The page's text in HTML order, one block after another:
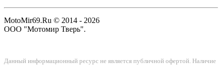
MotoMir69.Ru © 2014 - 2026
ООО "Мотомир Тверь".
Данный информационный ресурс не является публичной офертой. Наличие